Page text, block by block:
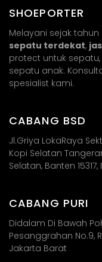
SHOEPORTER
Melayani sejak tahun
sepatu terdekat,
protect untuk
sepatu anak.
spesialist kami.
CABANG BSD
Jl.Griya LokaRaya
Kopi Selatan
Selatan, Banten
CABANG PURI
Didalam Di Bawah
Pesanggrahan No.9,
Jakarta Barat​